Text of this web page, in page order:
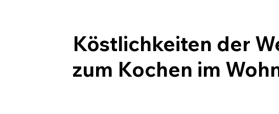
Köstlichkeiten der
zum Kochen im